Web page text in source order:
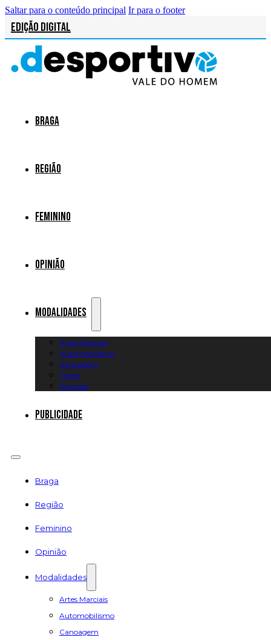
Saltar para o conteúdo principal Ir para o footer
Edição Digital
Braga
Região
Feminino
Opinião
Modalidades
Artes Marciais
Automobilismo
Canoagem
Futsal
Diversos
Publicidade
Braga
Região
Feminino
Opinião
Modalidades
Artes Marciais
Automobilismo
Canoagem